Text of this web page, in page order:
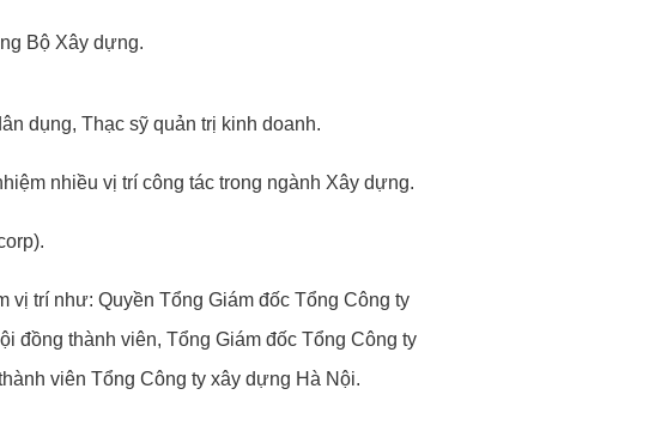
Bộ Xây dựng.
dụng, Thạc sỹ quản trị kinh doanh.
nhiều vị trí công tác trong ngành Xây dựng.
trí như: Quyền Tổng Giám đốc Tổng Công ty
đồng thành viên, Tổng Giám đốc Tổng Công ty
viên Tổng Công ty xây dựng Hà Nội.